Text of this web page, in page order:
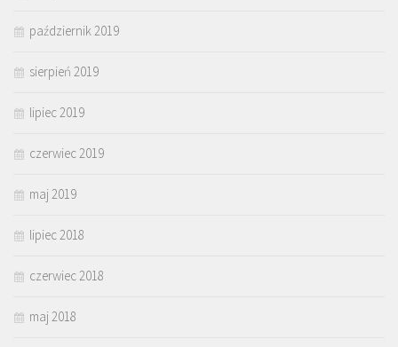
październik 2019
sierpień 2019
lipiec 2019
czerwiec 2019
maj 2019
lipiec 2018
czerwiec 2018
maj 2018